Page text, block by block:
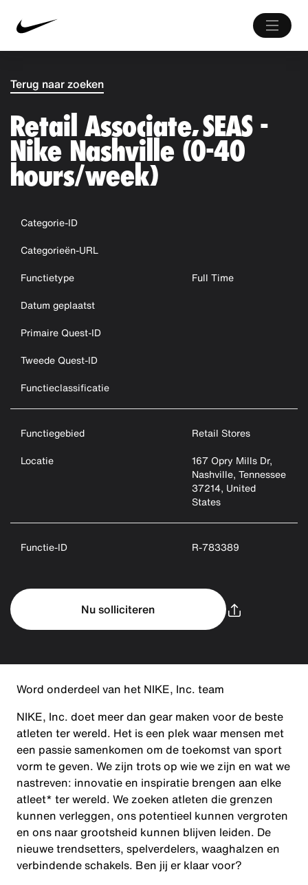
Terug naar zoeken
Retail Associate, SEAS -
Nike Nashville (0-40
hours/week)
Categorie-ID
Categorieën-URL
Functietype
Full Time
Datum geplaatst
Primaire Quest-ID
Tweede Quest-ID
Functieclassificatie
Functiegebied
Retail Stores
Locatie
167 Opry Mills Dr,
Nashville, Tennessee
37214, United
States
Functie-ID R-783389
Nu solliciteren
Word onderdeel van het NIKE, Inc. team
NIKE, Inc. doet meer dan gear maken voor de beste
atleten ter wereld. Het is een plek waar mensen met
een passie samenkomen om de toekomst van sport
vorm te geven. We zijn trots op wie we zijn en wat we
nastreven: innovatie en inspiratie brengen aan elke
atleet* ter wereld. We zoeken atleten die grenzen
kunnen verleggen, ons potentieel kunnen vergroten
en ons naar grootsheid kunnen blijven leiden. De
nieuwe trendsetters, spelverdelers, waaghalzen en
verbindende schakels. Ben jij er klaar voor?